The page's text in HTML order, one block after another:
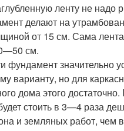
ленту не надо
делают на
от 15 см. Сама
см.
фундамент значительно
варианту, но для
дома этого
стоить в 3—4 раза
и земляных работ, чем